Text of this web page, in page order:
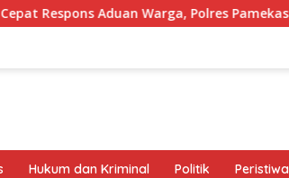
Polres Pamekasan Tertibkan 62 Motor
Hukum dan Kriminal Politik Peristiwa